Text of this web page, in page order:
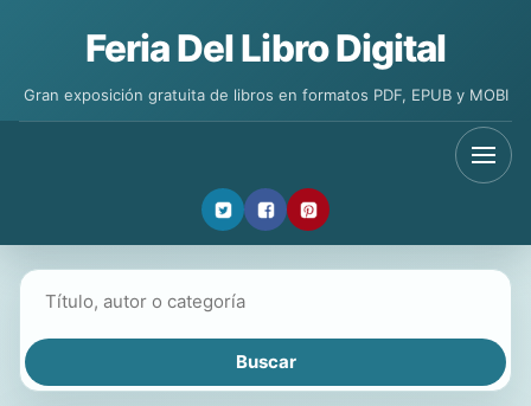
Feria Del Libro Digital
Gran exposición gratuita de libros en formatos PDF, EPUB y MOBI